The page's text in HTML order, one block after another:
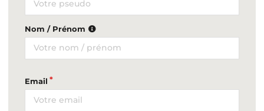
Nom / Prénom
Email